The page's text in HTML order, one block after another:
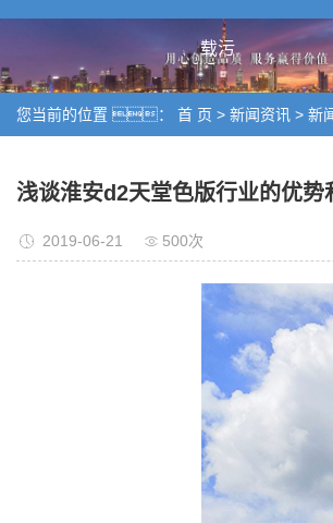
载污
您当前的位置 ： 首 页 > 新闻资讯 > 新
浅谈淮安d2天堂色版行业的优势
2019-06-21 500次